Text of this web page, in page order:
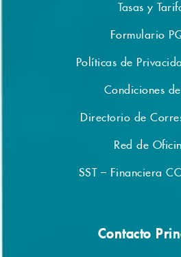
Tasas y
Formulario
Políticas de
Condiciones de
Directorio de
Red de
SST – Financiera
Contacto